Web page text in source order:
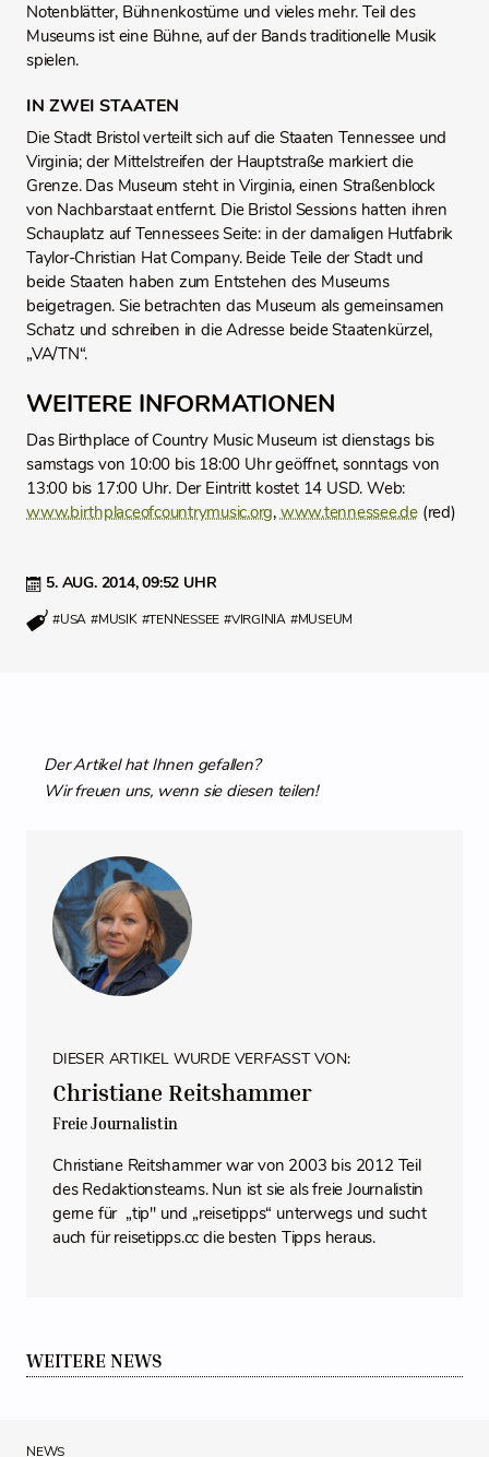
5. AUG. 2014,09:52 UHR
#USA #MUSIK #TENNESSEE #VIRGINIA #MUSEUM
Notenblätter, Bühnenkostüme und vieles mehr. Teil des
Museums ist eine Bühne, auf der Bands traditionelle Musik
spielen.
IN ZWEI STAATEN
Die Stadt Bristol verteilt sich auf die Staaten Tennessee und
Virginia; der Mittelstreifen der Hauptstraße markiert die
Grenze. Das Museum steht in Virginia, einen Straßenblock
von Nachbarstaat entfernt. Die Bristol Sessions hatten ihren
Schauplatz auf Tennessees Seite: in der damaligen Hutfabrik
Taylor-Christian Hat Company. Beide Teile der Stadt und
beide Staaten haben zum Entstehen des Museums
beigetragen. Sie betrachten das Museum als gemeinsamen
Schatz und schreiben in die Adresse beide Staatenkürzel,
„VA/TN“.
WEITERE INFORMATIONEN
Das Birthplace of Country Music Museum ist dienstags bis
samstags von 10:00 bis 18:00 Uhr geöffnet, sonntags von
13:00 bis 17:00 Uhr. Der Eintritt kostet 14 USD. Web:
www.birthplaceofcountrymusic.org,www.tennessee.de(red)
Der Artikel hat Ihnen gefallen?
Wir freuen uns, wenn sie diesen teilen!
DIESER ARTIKEL WURDE VERFASST VON:
Christiane Reitshammer
Freie Journalistin
Christiane Reitshammer war von 2003 bis 2012 Teil
des Redaktionsteams. Nun ist sie als freie Journalistin
gerne für „tip" und „reisetipps“ unterwegs und sucht
auch für reisetipps.cc die besten Tipps heraus.
WEITERE NEWS
NEWS